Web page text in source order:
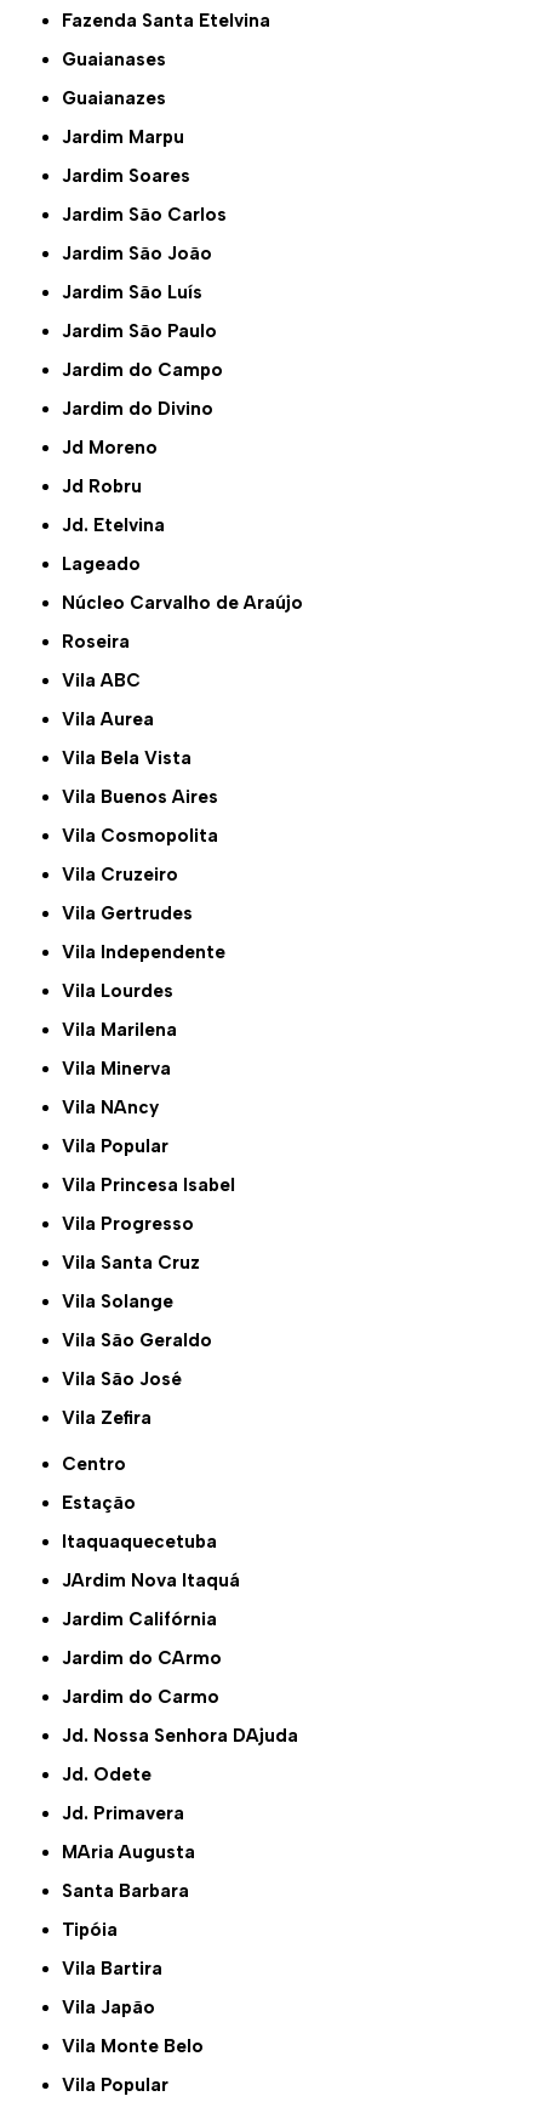
Fazenda Santa Etelvina
Guaianases
Guaianazes
Jardim Marpu
Jardim Soares
Jardim São Carlos
Jardim São João
Jardim São Luís
Jardim São Paulo
Jardim do Campo
Jardim do Divino
Jd Moreno
Jd Robru
Jd. Etelvina
Lageado
Núcleo Carvalho de Araújo
Roseira
Vila ABC
Vila Aurea
Vila Bela Vista
Vila Buenos Aires
Vila Cosmopolita
Vila Cruzeiro
Vila Gertrudes
Vila Independente
Vila Lourdes
Vila Marilena
Vila Minerva
Vila NAncy
Vila Popular
Vila Princesa Isabel
Vila Progresso
Vila Santa Cruz
Vila Solange
Vila São Geraldo
Vila São José
Vila Zefira
Centro
Estação
Itaquaquecetuba
JArdim Nova Itaquá
Jardim Califórnia
Jardim do CArmo
Jardim do Carmo
Jd. Nossa Senhora DAjuda
Jd. Odete
Jd. Primavera
MAria Augusta
Santa Barbara
Tipóia
Vila Bartira
Vila Japão
Vila Monte Belo
Vila Popular